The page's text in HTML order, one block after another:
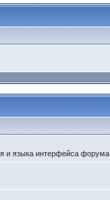
и языка интерфейса форума.